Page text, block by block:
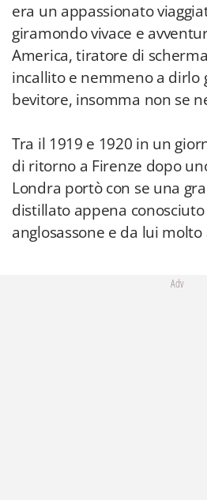
era un appassionato
giramondo vivace e
America, tiratore di
incallito e nemmeno a dirlo
bevitore, insomma non se
Tra il 1919 e 1920 in un
di ritorno a Firenze dopo
Londra portò con se una
distillato appena
anglosassone e da lui
Adv